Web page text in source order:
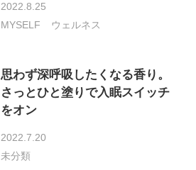
2022.8.25
MYSELF
ウェルネス
思わず深呼吸したくなる香り。
さっとひと塗りで入眠スイッチ
をオン
2022.7.20
未分類